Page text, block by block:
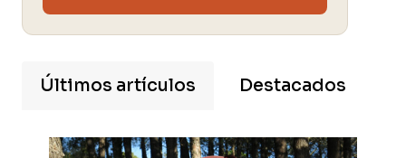
Últimos artículos Destacados